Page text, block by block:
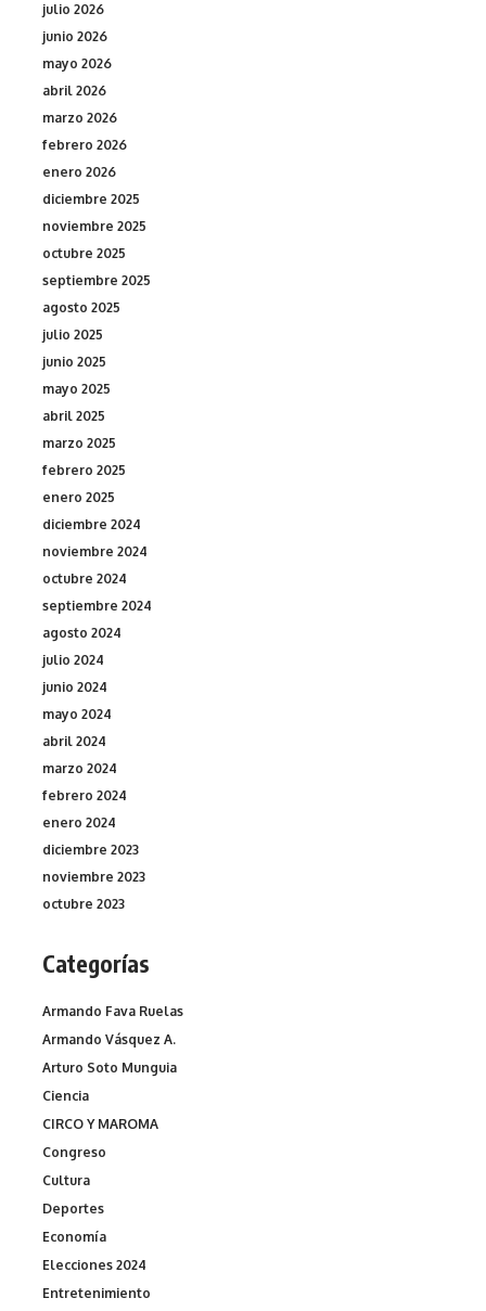
julio 2026
junio 2026
mayo 2026
abril 2026
marzo 2026
febrero 2026
enero 2026
diciembre 2025
noviembre 2025
octubre 2025
septiembre 2025
agosto 2025
julio 2025
junio 2025
mayo 2025
abril 2025
marzo 2025
febrero 2025
enero 2025
diciembre 2024
noviembre 2024
octubre 2024
septiembre 2024
agosto 2024
julio 2024
junio 2024
mayo 2024
abril 2024
marzo 2024
febrero 2024
enero 2024
diciembre 2023
noviembre 2023
octubre 2023
Categorías
Armando Fava Ruelas
Armando Vásquez A.
Arturo Soto Munguia
Ciencia
CIRCO Y MAROMA
Congreso
Cultura
Deportes
Economía
Elecciones 2024
Entretenimiento